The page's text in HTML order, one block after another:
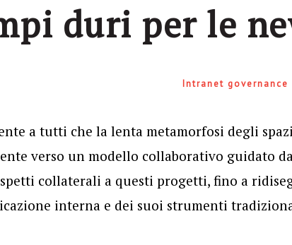
duri per le
Intranet governance
a tutti che la lenta metamorfosi degli
verso un modello collaborativo guidato
collaterali a questi progetti, fino a
interna e dei suoi strumenti